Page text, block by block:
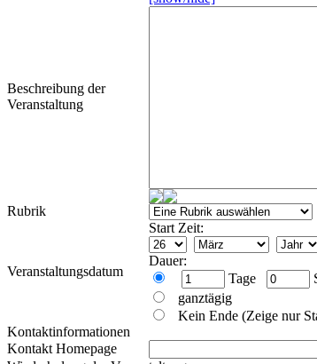
Beschreibung der
Veranstaltung
Rubrik
Veranstaltungsdatum
Start Zeit:
Dauer:
Tage
ganztägig
Kein Ende (Zeige nur
Kontaktinformationen
Kontakt Homepage